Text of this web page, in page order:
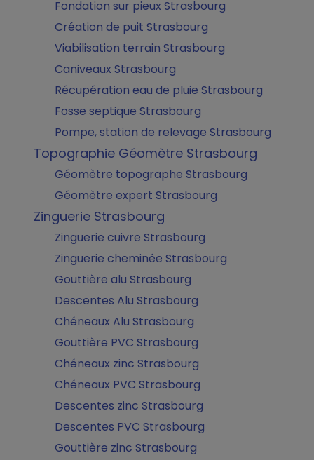
Fondation sur pieux Strasbourg
Création de puit Strasbourg
Viabilisation terrain Strasbourg
Caniveaux Strasbourg
Récupération eau de pluie Strasbourg
Fosse septique Strasbourg
Pompe, station de relevage Strasbourg
Topographie Géomètre Strasbourg
Géomètre topographe Strasbourg
Géomètre expert Strasbourg
Zinguerie Strasbourg
Zinguerie cuivre Strasbourg
Zinguerie cheminée Strasbourg
Gouttière alu Strasbourg
Descentes Alu Strasbourg
Chéneaux Alu Strasbourg
Gouttière PVC Strasbourg
Chéneaux zinc Strasbourg
Chéneaux PVC Strasbourg
Descentes zinc Strasbourg
Descentes PVC Strasbourg
Gouttière zinc Strasbourg